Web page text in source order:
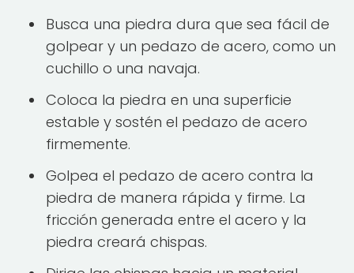
Busca una piedra dura que sea fácil de
golpear y un pedazo de acero, como un
cuchillo o una navaja.
Coloca la piedra en una superficie
estable y sostén el pedazo de acero
firmemente.
Golpea el pedazo de acero contra la
piedra de manera rápida y firme. La
fricción generada entre el acero y la
piedra creará chispas.